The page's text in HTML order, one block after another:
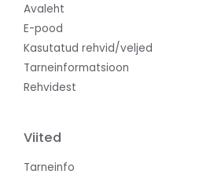
Avaleht
E-pood
Kasutatud rehvid/veljed
Tarneinformatsioon
Rehvidest
Viited
Tarneinfo